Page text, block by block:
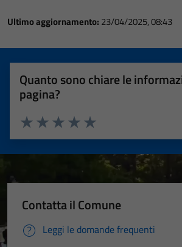
Ultimo aggiornamento: 23/04/2025, 08:43
Quanto sono chiare le
pagina?
Valuta 5 stelle su 5
Valuta 4 stelle su 5
Valuta 3 stelle su 5
Valuta 2 stelle su 5
Valuta 1 stelle su 5
Contatta il Comune
Leggi le domande frequenti